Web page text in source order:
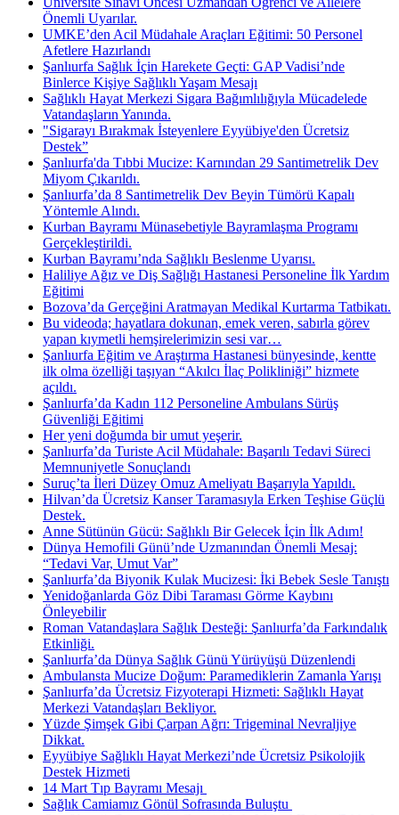
Önemli Uyarılar.
UMKE’den Acil Müdahale Araçları Eğitimi: 50 Personel
Afetlere Hazırlandı
Şanlıurfa Sağlık İçin Harekete Geçti: GAP Vadisi’nde
Binlerce Kişiye Sağlıklı Yaşam Mesajı
Sağlıklı Hayat Merkezi Sigara Bağımlılığıyla Mücadelede
Vatandaşların Yanında.
"Sigarayı Bırakmak İsteyenlere Eyyübiye'den Ücretsiz
Destek”
Şanlıurfa'da Tıbbi Mucize: Karnından 29 Santimetrelik Dev
Miyom Çıkarıldı.
Şanlıurfa’da 8 Santimetrelik Dev Beyin Tümörü Kapalı
Yöntemle Alındı.
Kurban Bayramı Münasebetiyle Bayramlaşma Programı
Gerçekleştirildi.
Kurban Bayramı’nda Sağlıklı Beslenme Uyarısı.
Haliliye Ağız ve Diş Sağlığı Hastanesi Personeline İlk Yardım
Eğitimi
Bozova’da Gerçeğini Aratmayan Medikal Kurtarma Tatbikatı.
Bu videoda; hayatlara dokunan, emek veren, sabırla görev
yapan kıymetli hemşirelerimizin sesi var…
Şanlıurfa Eğitim ve Araştırma Hastanesi bünyesinde, kentte
ilk olma özelliği taşıyan “Akılcı İlaç Polikliniği” hizmete
açıldı.
Şanlıurfa’da Kadın 112 Personeline Ambulans Sürüş
Güvenliği Eğitimi
Her yeni doğumda bir umut yeşerir.
Şanlıurfa’da Turiste Acil Müdahale: Başarılı Tedavi Süreci
Memnuniyetle Sonuçlandı
Suruç’ta İleri Düzey Omuz Ameliyatı Başarıyla Yapıldı.
Hilvan’da Ücretsiz Kanser Taramasıyla Erken Teşhise Güçlü
Destek.
Anne Sütünün Gücü: Sağlıklı Bir Gelecek İçin İlk Adım!
Dünya Hemofili Günü’nde Uzmanından Önemli Mesaj:
“Tedavi Var, Umut Var”
Şanlıurfa’da Biyonik Kulak Mucizesi: İki Bebek Sesle Tanıştı
Yenidoğanlarda Göz Dibi Taraması Görme Kaybını
Önleyebilir
Roman Vatandaşlara Sağlık Desteği: Şanlıurfa’da Farkındalık
Etkinliği.
Şanlıurfa’da Dünya Sağlık Günü Yürüyüşü Düzenlendi
Ambulansta Mucize Doğum: Paramediklerin Zamanla Yarışı
Şanlıurfa’da Ücretsiz Fizyoterapi Hizmeti: Sağlıklı Hayat
Merkezi Vatandaşları Bekliyor.
Yüzde Şimşek Gibi Çarpan Ağrı: Trigeminal Nevraljiye
Dikkat.
Eyyübiye Sağlıklı Hayat Merkezi’nde Ücretsiz Psikolojik
Destek Hizmeti
14 Mart Tıp Bayramı Mesajı ​
Sağlık Camiamız Gönül Sofrasında Buluştu ​